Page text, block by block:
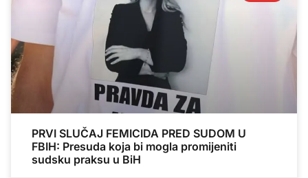
PRVI SLUČAJ FEMICIDA PRED SUDOM U
FBIH: Presuda koja bi mogla promijeniti
sudsku praksu u BiH